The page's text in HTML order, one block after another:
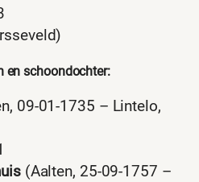
en schoondochter:
09-01-1735 – Lintelo,
(Aalten, 25-09-1757 –